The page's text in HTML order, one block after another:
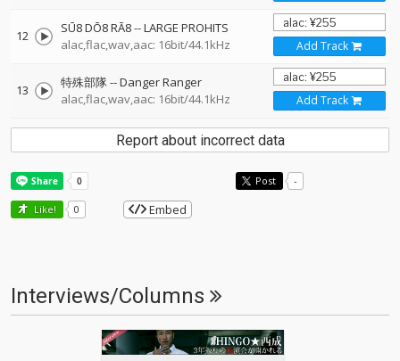
12 SŪ8 DŌ8 RĀ8--LARGE PROHITS
alac,flac,wav,aac: 16bit/44.1kHz
Add Track
13 特殊部隊--Danger Ranger
alac,flac,wav,aac: 16bit/44.1kHz
Add Track
Report about incorrect data
Post -
Like! 0 Embed
Interviews/Columns